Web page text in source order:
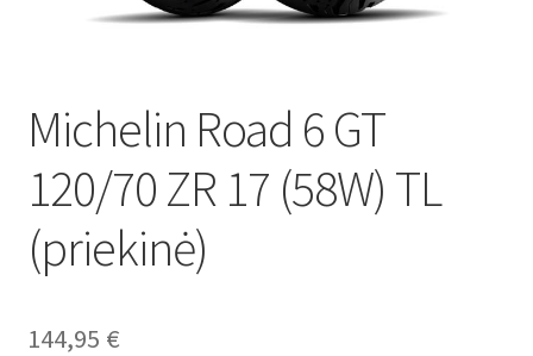
Michelin Road 6 GT
120/70 ZR 17 (58W) TL
(priekinė)
144,95 €